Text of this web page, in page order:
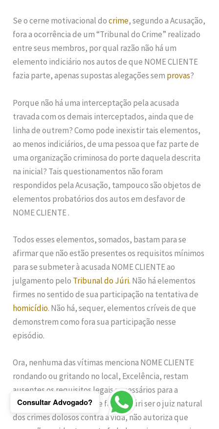
Se o cerne motivacional docrime, segundo a Acusação,
fora a ocorrência de um “Tribunal do Crime” realizado
entre seus membros, por qual razão não há um
elemento indiciário nos autos de que NOME CLIENTE
fazia parte, apenas supostas alegações sem provas?
Porque não há uma interceptação pela acusada
travada com os demais interceptados, ainda que de
linha de outrem? Como pode inexistir tais elementos,
ao menos indiciários, de uma pessoa que faz parte de
uma organização criminosa do porte daquela descrita
na inicial? Tais questionamentos não foram
respondidos pela Acusação, tampouco são objetos de
elementos probatórios dos autos em desfavor de
NOME CLIENTE .
Todos esses elementos, somados, bastam para se
afirmar que não estão presentes os requisitos mínimos
para se submeter à acusada NOME CLIENTE ao
julgamento pelo Tribunal do Júri. Não há elementos
firmes no sentido de sua participação na tentativa de
homicídio. Não há, sequer, elementos críveis de que
demonstrem como fora sua participação nesse
episódio.
Ora, nenhuma das vítimas menciona NOME CLIENTE
rondando ou gritando no local, Excelência, restam
ausentes os requisitos legais necessários para a
admissão da acusação, de fato, o Júri ser o juiz natural
dos crimes dolosos contra a vida, não autoriza que
Consultar Advogado?